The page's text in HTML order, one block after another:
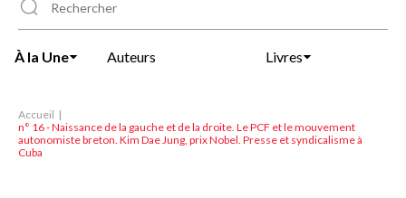
À la Une Auteurs Livres
Accueil
n° 16 - Naissance de la gauche et de la droite. Le PCF et le mouvement
autonomiste breton. Kim Dae Jung, prix Nobel. Presse et syndicalisme à
Cuba